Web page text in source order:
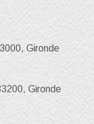
Gironde
Gironde